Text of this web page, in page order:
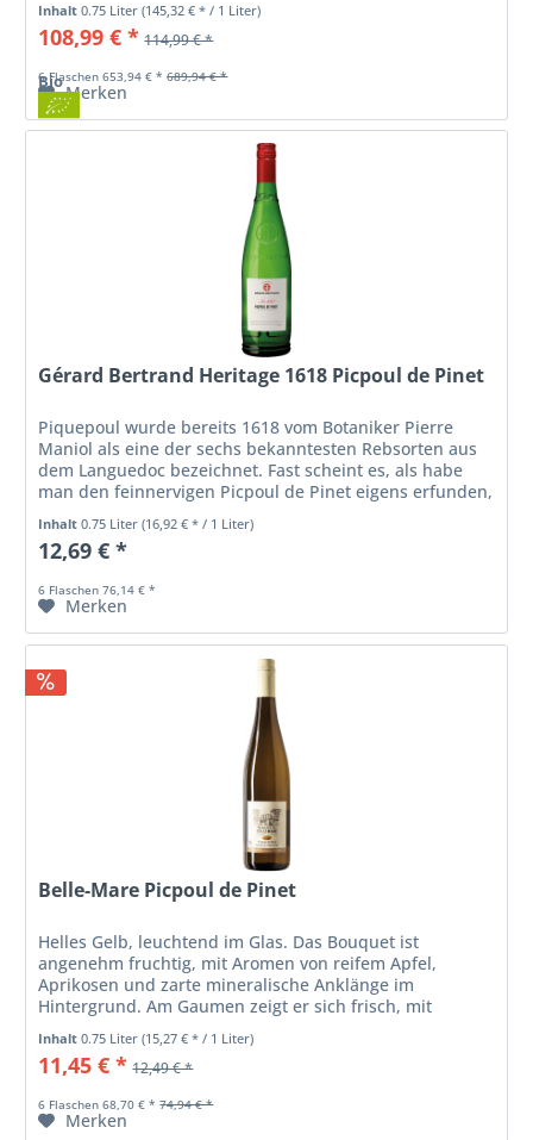
Bio
Inhalt0.75 Liter(145,32 € * / 1 Liter)
108,99 € * 114,99 € *
6 Flaschen 653,94 € * 689,94 € *
Merken
Gérard Bertrand Heritage 1618 Picpoul de Pinet
Piquepoul wurde bereits 1618 vom Botaniker Pierre
Maniol als eine der sechs bekanntesten Rebsorten aus
dem Languedoc bezeichnet. Fast scheint es, als habe
man den feinnervigen Picpoul de Pinet eigens erfunden,
um die Muscheln und Austern...
Inhalt0.75 Liter(16,92 € * / 1 Liter)
12,69 € *
6 Flaschen 76,14 € *
Merken
Belle-Mare Picpoul de Pinet
Helles Gelb, leuchtend im Glas. Das Bouquet ist
angenehm fruchtig, mit Aromen von reifem Apfel,
Aprikosen und zarte mineralische Anklänge im
Hintergrund. Am Gaumen zeigt er sich frisch, mit
Inhalt0.75 Liter(15,27 € * / 1 Liter)
11,45 € * 12,49 € *
6 Flaschen 68,70 € * 74,94 € *
Merken